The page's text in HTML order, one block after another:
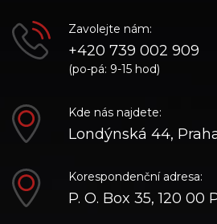
Zavolejte nám:
+420 739 002 909
(po-pá: 9-15 hod)
Kde nás najdete:
Londýnská 44,
Korespondenční adresa:
P. O. Box 35, 120 00